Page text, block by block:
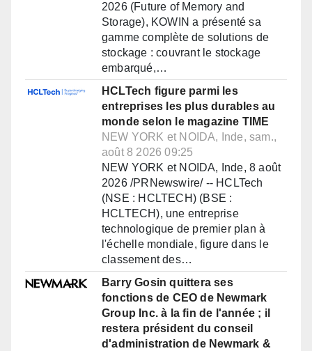
2026 (Future of Memory and
Storage), KOWIN a présenté sa
gamme complète de solutions de
stockage : couvrant le stockage
embarqué,…
HCLTech figure parmi les
entreprises les plus durables au
monde selon le magazine TIME
NEW YORK et NOIDA, Inde, sam.,
août 8 2026 09:25
NEW YORK et NOIDA, Inde, 8 août
2026 /PRNewswire/ -- HCLTech
(NSE : HCLTECH) (BSE :
HCLTECH), une entreprise
technologique de premier plan à
l'échelle mondiale, figure dans le
classement des…
Barry Gosin quittera ses
fonctions de CEO de Newmark
Group Inc. à la fin de l'année ; il
restera président du conseil
d'administration de Newmark &